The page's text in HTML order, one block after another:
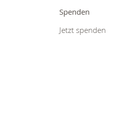
Spenden
Jetzt spenden